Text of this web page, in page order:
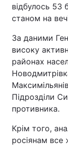
відбулось 53
станом на
За даними
високу
районах
Підрозділи
противника.
Крім того,
росіянам все